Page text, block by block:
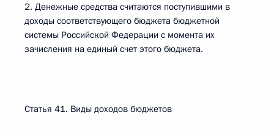
2. Денежные средства считаются поступившими в
доходы соответствующего бюджета бюджетной
системы Российской Федерации с момента их
зачисления на единый счет этого бюджета.
Статья 41. Виды доходов бюджетов